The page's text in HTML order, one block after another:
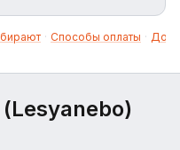
· Способы оплаты ·